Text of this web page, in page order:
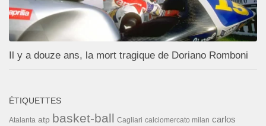
Il y a douze ans, la mort tragique de Doriano Romboni
ÉTIQUETTES
Atalanta atp basket-ball Cagliari calciomercato milan carlos